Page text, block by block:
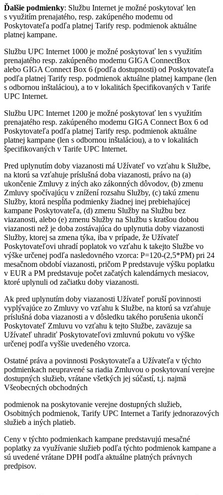
Ďalšie podmienky: Službu Internet je možné poskytovať len
s využitím prenajatého, resp. zakúpeného modemu od
Poskytovateľa podľa platnej Tarify resp. podmienok aktuálne
platnej kampane.
Službu UPC Internet 1000 je možné poskytovať len s využitím
prenajatého resp. zakúpeného modemu GIGA ConnectBox
alebo GIGA Connect Box 6 (podľa dostupnosti) od Poskytovateľa
podľa platnej Tarify resp. podmienok aktuálne platnej kampane (len
s odbornou inštaláciou), a to v lokalitách špecifikovaných v Tarife
UPC Internet.
Službu UPC Internet 1200 je možné poskytovať len s využitím
prenajatého resp. zakúpeného modemu GIGA Connect Box 6 od
Poskytovateľa podľa platnej Tarify resp. podmienok aktuálne
platnej kampane (len s odbornou inštaláciou), a to v lokalitách
špecifikovaných v Tarife UPC Internet.
Pred uplynutím doby viazanosti má Užívateľ vo vzťahu k Službe,
na ktorú sa vzťahuje príslušná doba viazanosti, právo na (a)
ukončenie Zmluvy z iných ako zákonných dôvodov, (b) zmenu
Zmluvy spočívajúcu v znížení rozsahu Služby, (c) takú zmenu
Služby, ktorá nespĺňa podmienky žiadnej inej prebiehajúcej
kampane Poskytovateľa, (d) zmenu Služby na Službu bez
viazanosti, alebo (e) zmenu Služby na Službu s kratšou dobou
viazanosti než je doba zostávajúca do uplynutia doby viazanosti
Služby, ktorej sa zmena týka, iba v prípade, že Užívateľ
Poskytovateľovi uhradí poplatok vo vzťahu k takejto Službe vo
výške určenej podľa nasledovného vzorca: P=120-(2,5*PM) pri 24
mesačnom období viazanosti, pričom P predstavuje výšku poplatku
v EUR a PM predstavuje počet začatých kalendárnych mesiacov,
ktoré uplynuli od začiatku doby viazanosti.
Ak pred uplynutím doby viazanosti Užívateľ poruší povinnosti
vyplývajúce zo Zmluvy vo vzťahu k Službe, na ktorú sa vzťahuje
príslušná doba viazanosti a v dôsledku takého porušenia ukončí
Poskytovateľ Zmluvu vo vzťahu k tejto Službe, zaväzuje sa
Užívateľ uhradiť Poskytovateľovi zmluvnú pokutu vo výške
určenej podľa vyššie uvedeného vzorca.
Ostatné práva a povinnosti Poskytovateľa a Užívateľa v týchto
podmienkach neupravené sa riadia Zmluvou o poskytovaní verejne
dostupných služieb, vrátane všetkých jej súčastí, t.j. najmä
Všeobecných obchodných
podmienok na poskytovanie verejne dostupných služieb,
Osobitných podmienok, Tarify UPC Internet a Tarify jednorazových
služieb a iných platieb.
Ceny v týchto podmienkach kampane predstavujú mesačné
poplatky za využívanie služieb podľa týchto podmienok kampane a
sú uvedené vrátane DPH podľa aktuálne platných právnych
predpisov.